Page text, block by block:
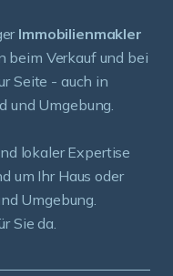
Immobilienmakler
beim Verkauf und bei
Seite - auch in
und Umgebung.
lokaler Expertise
um Ihr Haus oder
Umgebung.
Sie da.